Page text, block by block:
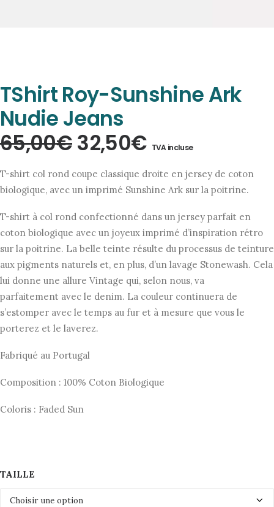
TShirt Roy-Sunshine Ark
Nudie Jeans
65,00€Le
prix
initial
était :
65,00€.
32,50€Le
prix
actuel
est :
32,50€.
TVA incluse
T-shirt col rond coupe classique droite en jersey de coton
biologique, avec un imprimé Sunshine Ark sur la poitrine.
T-shirt à col rond confectionné dans un jersey parfait en
coton biologique avec un joyeux imprimé d’inspiration rétro
sur la poitrine. La belle teinte résulte du processus de teinture
aux pigments naturels et, en plus, d’un lavage Stonewash. Cela
lui donne une allure Vintage qui, selon nous, va
parfaitement avec le denim. La couleur continuera de
s’estomper avec le temps au fur et à mesure que vous le
porterez et le laverez.
Fabriqué au Portugal
Composition : 100% Coton Biologique
Coloris : Faded Sun
TAILLE